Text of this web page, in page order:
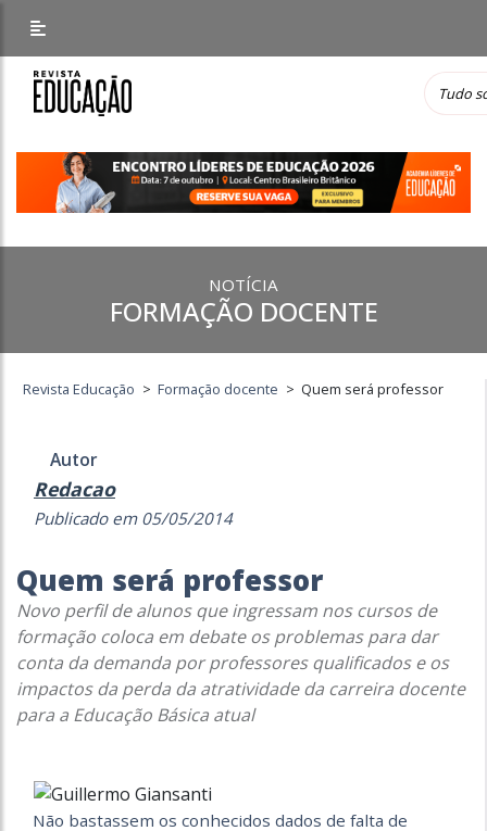
NOTÍCIA
FORMAÇÃO DOCENTE
Revista Educação > Formação docente > Quem será professor
Autor
Redacao
Publicado em 05/05/2014
Quem será professor
Novo perfil de alunos que ingressam nos cursos de
formação coloca em debate os problemas para dar
conta da demanda por professores qualificados e os
impactos da perda da atratividade da carreira docente
para a Educação Básica atual
Não bastassem os conhecidos dados de falta de